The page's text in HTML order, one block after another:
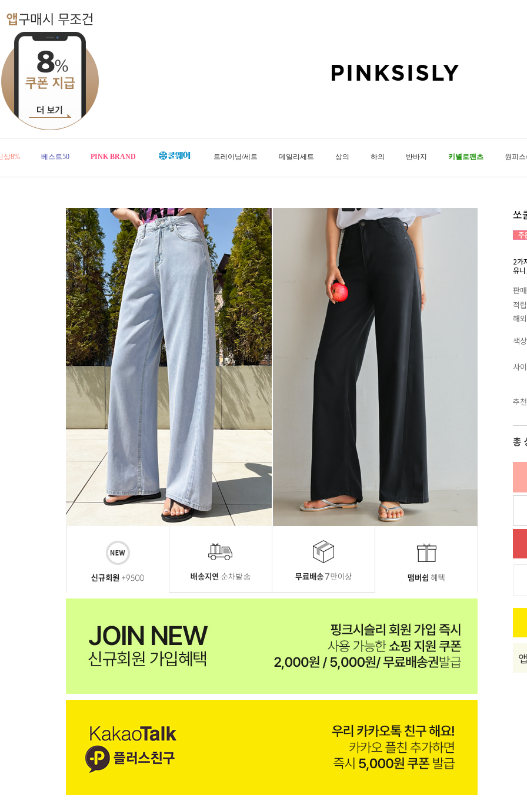
상8% 베스트50 PINK BRAND 트레이닝/세트 데일리세트 상의 하의 반바지 키별로팬츠 원피
쏘
2가
유
판
적
해
색상
사
추
총